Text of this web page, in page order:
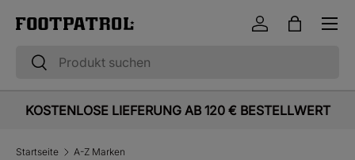
Direkt zum Inhalt
Suchen
Suchen
Einloggen
Menü
KOSTENLOSE LIEFERUNG AB 120 € BESTELLWERT
Startseite A-Z Marken